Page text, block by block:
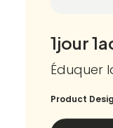
1jour
Éduquer
Product